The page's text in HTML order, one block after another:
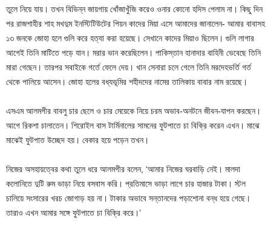
তুলে নিয়ে যায়। তখন বিভিন্ন জায়গায় খোঁজাখুঁজি করেও ওনার কোনো হদিস পেলাম না। কিছু দিন
পর রাজশাহীর শাহ মখদুম ইনস্টিটিউটের পিয়ন কাদের মিয়া এসে আমাদের জানালেন- আমার বাবাসহ
১৩ জনকে জোহা হলে গুলি করে হত্যা করা হয়েছে। সেখানে কাদের মিয়াও ছিলেন। গুলি লাগার
আগেই তিনি মাটিতে পড়ে যান। মরার ভান করেছিলেন। পাকিস্তান হানাদার বাহিনী ভেবেছে তিনি
মারা গেছেন। তারপর সবাইকে গর্তে ফেলে দেয়। খান সেনারা চলে গেলে তিনি মরদেহভর্তি গর্ত
থেকে পালিয়ে আসেন। জোহা হলের বধ্যভূমির শহীদদের নামের তালিকায় বাবার নাম রয়েছে।
এসএম আলমগীর বাবলু চার ছেলে ও চার মেয়েকে নিয়ে চরম অভাব-অনটনে জীবন-যাপন করছেন।
আগে রিকশা চালাতেন। শিরোইল বাস টার্মিনালের সামনের ফুটপাতে চা বিক্রি করেন এখন। মাঝে
মাঝেই ফুটপাত উচ্ছেদ হয়। বেকার হয়ে পড়েন তখন।
নিজের অসহায়ত্বের কথা তুলে ধরে আলমগীর বলেন, ‘আমার নিজের ঘরবাড়ি নেই। মালদা
কলোনিতে দুটি রুম ভাড়া নিয়ে বসবাস করি। প্রতিমাসে ভাড়া লাগে চার হাজার টাকা। স্টল
চালিয়ে সংসারের খরচ জোগাড় হয় না। টাকার অভাবে সন্তানদের পড়াশোনা বন্ধ হয়ে গেছে।
তারাও এখন আমার সঙ্গে ফুটপাতে চা বিক্রি করে।’